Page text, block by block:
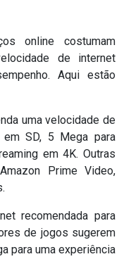
online costumam
de internet
Aqui estão
uma velocidade de
SD, 5 Mega para
em 4K. Outras
Prime Video,
recomendada para
de jogos sugerem
para uma experiência